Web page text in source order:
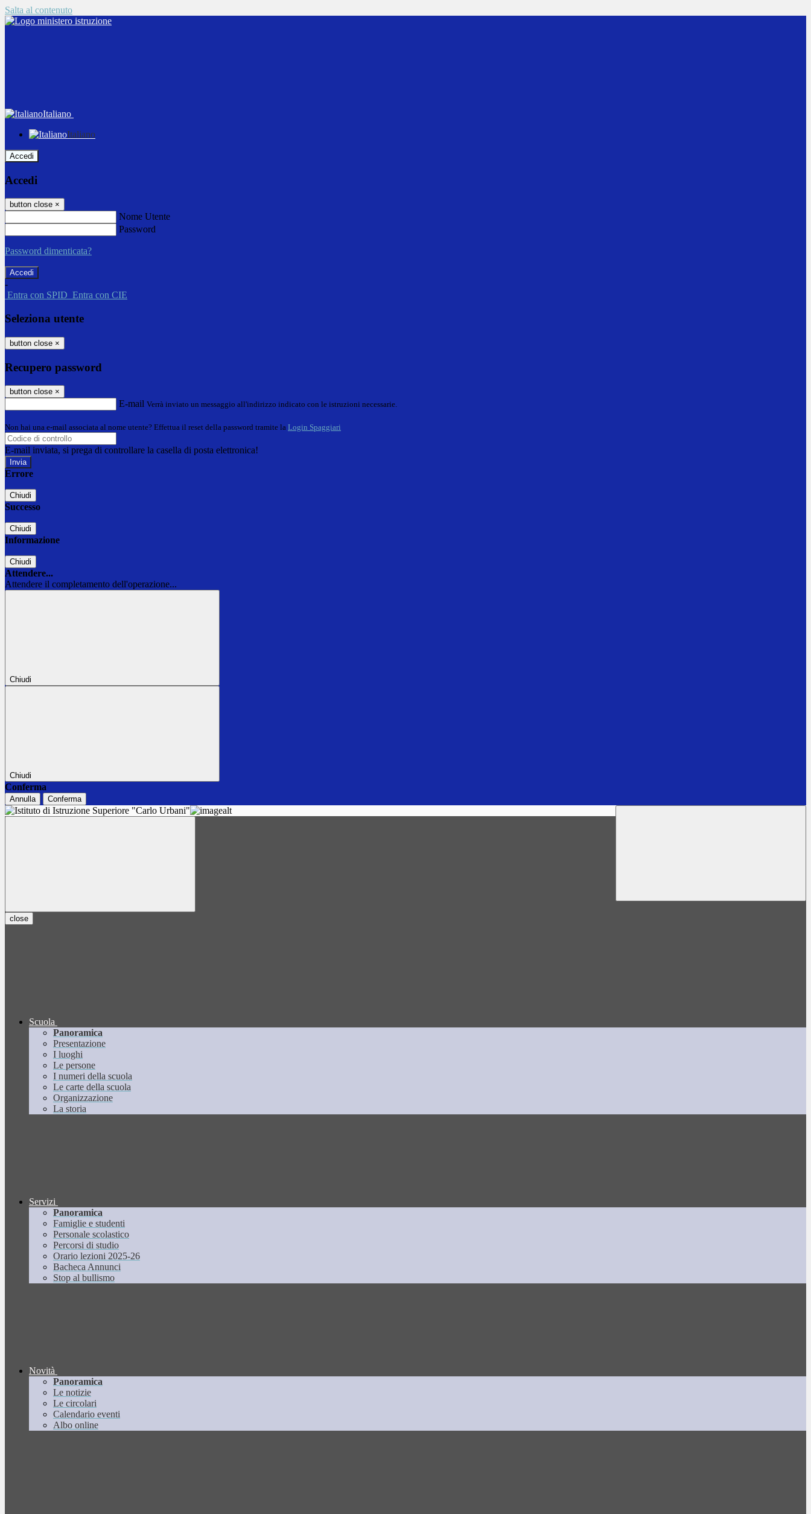
Salta al contenuto
Italiano
Italiano
Accedi
Accedi
button close ×
Nome Utente
Password
Password dimenticata?
-
Entra con SPID Entra con CIE
Seleziona utente
button close ×
Recupero password
button close ×
E-mail Verrà inviato un messaggio all'indirizzo indicato con le istruzioni necessarie.
Non hai una e-mail associata al nome utente? Effettua il reset della password tramite la Login Spaggiari
E-mail inviata, si prega di controllare la casella di posta elettronica!
Errore
Chiudi
Successo
Chiudi
Informazione
Chiudi
Attendere...
Attendere il completamento dell'operazione...
Chiudi
Chiudi
Conferma
Annulla Conferma
close
Scuola
Panoramica
Presentazione
I luoghi
Le persone
I numeri della scuola
Le carte della scuola
Organizzazione
La storia
Servizi
Panoramica
Famiglie e studenti
Personale scolastico
Percorsi di studio
Orario lezioni 2025-26
Bacheca Annunci
Stop al bullismo
Novità
Panoramica
Le notizie
Le circolari
Calendario eventi
Albo online